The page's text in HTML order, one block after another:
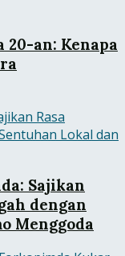
an: Kenapa
Sajikan
dengan
Menggoda